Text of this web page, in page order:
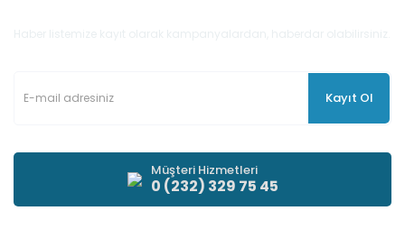
Kayıt Ol
Müşteri Hizmetleri
0 (232) 329 75 45